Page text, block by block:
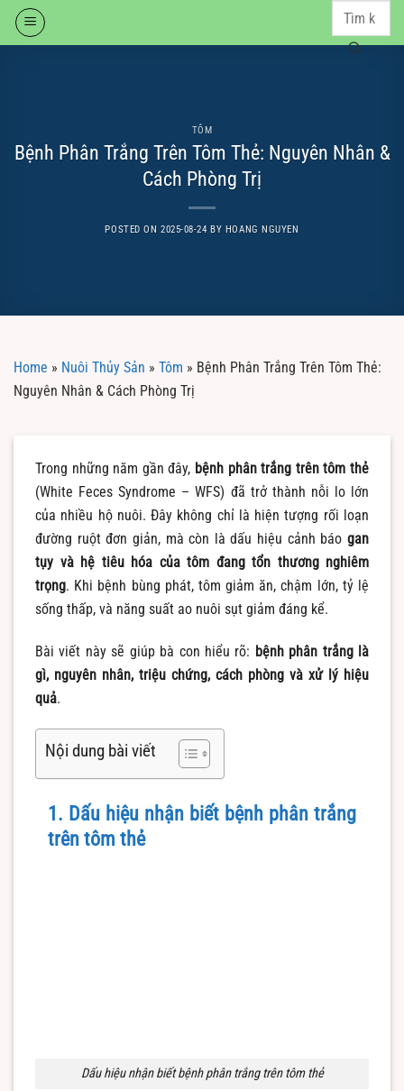
Skip
TÔM
Bệnh Phân Trắng Trên Tôm Thẻ: Nguyên Nhân &
Cách Phòng Trị
POSTED ON 2025-08-24 BY HOANG NGUYEN
Home » Nuôi Thủy Sản » Tôm » Bệnh Phân Trắng Trên Tôm Thẻ:
Nguyên Nhân & Cách Phòng Trị
Trong những năm gần đây, bệnh phân trắng trên tôm thẻ
(White Feces Syndrome – WFS) đã trở thành nỗi lo lớn
của nhiều hộ nuôi. Đây không chỉ là hiện tượng rối loạn
đường ruột đơn giản, mà còn là dấu hiệu cảnh báo gan
tụy và hệ tiêu hóa của tôm đang tổn thương nghiêm
trọng. Khi bệnh bùng phát, tôm giảm ăn, chậm lớn, tỷ lệ
sống thấp, và năng suất ao nuôi sụt giảm đáng kể.
Bài viết này sẽ giúp bà con hiểu rõ: bệnh phân trắng là
gì, nguyên nhân, triệu chứng, cách phòng và xử lý hiệu
quả.
Nội dung bài viết
1. Dấu hiệu nhận biết bệnh phân trắng
trên tôm thẻ
Dấu hiệu nhận biết bệnh phân trắng trên tôm thẻ